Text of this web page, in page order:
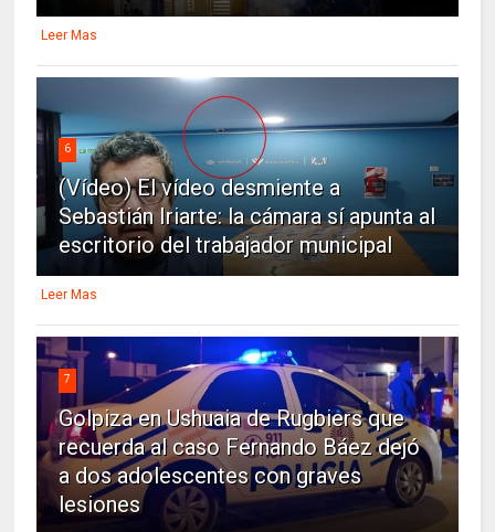
Leer Mas
6
(Vídeo) El vídeo desmiente a
Sebastián Iriarte: la cámara sí apunta al
escritorio del trabajador municipal
Leer Mas
7
Golpiza en Ushuaia de Rugbiers que
recuerda al caso Fernando Báez dejó
a dos adolescentes con graves
lesiones